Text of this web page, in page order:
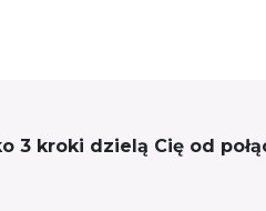
3 kroki dzielą Cię od